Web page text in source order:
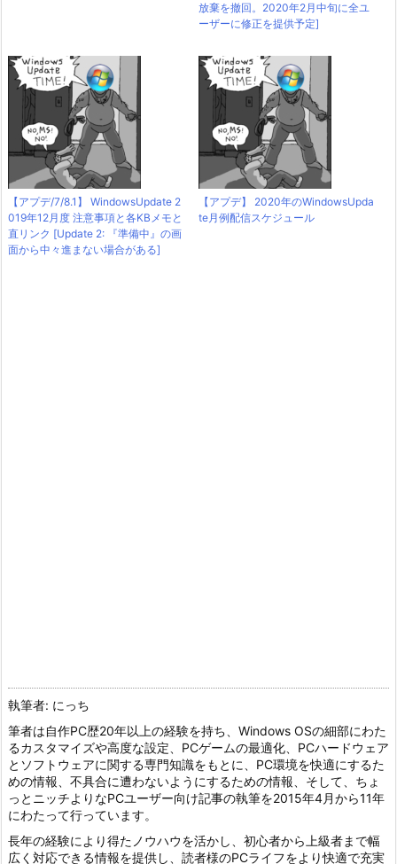
放棄を撤回。2020年2月中旬に全ユ
ーザーに修正を提供予定]
【アプデ/7/8.1】 WindowsUpdate 2
019年12月度 注意事項と各KBメモと
直リンク [Update 2: 『準備中』の画
面から中々進まない場合がある]
【アプデ】 2020年のWindowsUpda
te月例配信スケジュール
執筆者: にっち
筆者は自作PC歴20年以上の経験を持ち、Windows OSの細部にわた
るカスタマイズや高度な設定、PCゲームの最適化、PCハードウェア
とソフトウェアに関する専門知識をもとに、PC環境を快適にするた
めの情報、不具合に遭わないようにするための情報、そして、ちょ
っとニッチよりなPCユーザー向け記事の執筆を2015年4月から11年
にわたって行っています。
長年の経験により得たノウハウを活かし、初心者から上級者まで幅
広く対応できる情報を提供し、読者様のPCライフをより快適で充実